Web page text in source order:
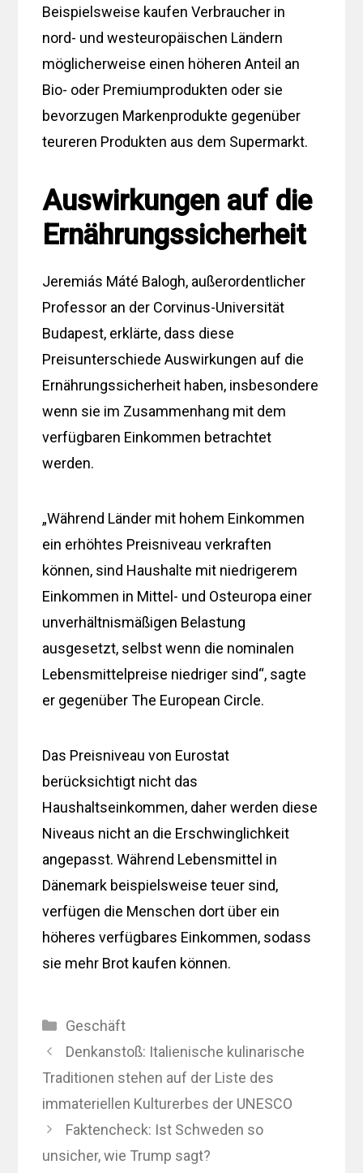
Beispielsweise kaufen Verbraucher in
nord- und westeuropäischen Ländern
möglicherweise einen höheren Anteil an
Bio- oder Premiumprodukten oder sie
bevorzugen Markenprodukte gegenüber
teureren Produkten aus dem Supermarkt.
Auswirkungen auf die
Ernährungssicherheit
Jeremiás Máté Balogh, außerordentlicher
Professor an der Corvinus-Universität
Budapest, erklärte, dass diese
Preisunterschiede Auswirkungen auf die
Ernährungssicherheit haben, insbesondere
wenn sie im Zusammenhang mit dem
verfügbaren Einkommen betrachtet
werden.
„Während Länder mit hohem Einkommen
ein erhöhtes Preisniveau verkraften
können, sind Haushalte mit niedrigerem
Einkommen in Mittel- und Osteuropa einer
unverhältnismäßigen Belastung
ausgesetzt, selbst wenn die nominalen
Lebensmittelpreise niedriger sind“, sagte
er gegenüber The European Circle.
Das Preisniveau von Eurostat
berücksichtigt nicht das
Haushaltseinkommen, daher werden diese
Niveaus nicht an die Erschwinglichkeit
angepasst. Während Lebensmittel in
Dänemark beispielsweise teuer sind,
verfügen die Menschen dort über ein
höheres verfügbares Einkommen, sodass
sie mehr Brot kaufen können.
Kategorien
Geschäft
Denkanstoß: Italienische kulinarische
Traditionen stehen auf der Liste des
immateriellen Kulturerbes der UNESCO
Faktencheck: Ist Schweden so
unsicher, wie Trump sagt?